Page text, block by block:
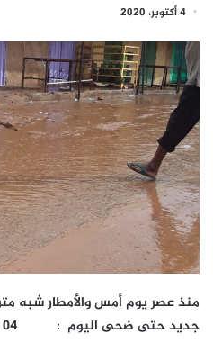
4 أكتوبر، 2020
منذ عصر يوم أمس والأمطار شبه
جديد حتى ضحى اليوم : 04 / 10 / 2020